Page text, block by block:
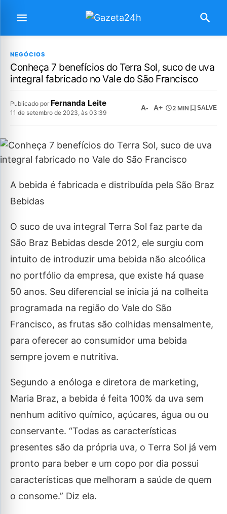
NEGÓCIOS
Conheça 7 benefícios do Terra Sol, suco de uva
integral fabricado no Vale do São Francisco
Publicado por Fernanda Leite
11 de setembro de 2023, às 03:39
A- A+ 2 MIN SALVE
A bebida é fabricada e distribuída pela São Braz
Bebidas
O suco de uva integral Terra Sol faz parte da
São Braz Bebidas desde 2012, ele surgiu com
intuito de introduzir uma bebida não alcoólica
no portfólio da empresa, que existe há quase
50 anos. Seu diferencial se inicia já na colheita
programada na região do Vale do São
Francisco, as frutas são colhidas mensalmente,
para oferecer ao consumidor uma bebida
sempre jovem e nutritiva.
Segundo a enóloga e diretora de marketing,
Maria Braz, a bebida é feita 100% da uva sem
nenhum aditivo químico, açúcares, água ou ou
conservante. “Todas as características
presentes são da própria uva, o Terra Sol já vem
pronto para beber e um copo por dia possui
características que melhoram a saúde de quem
o consome.” Diz ela.